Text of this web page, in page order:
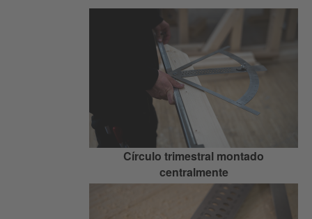
Círculo trimestral montado
centralmente